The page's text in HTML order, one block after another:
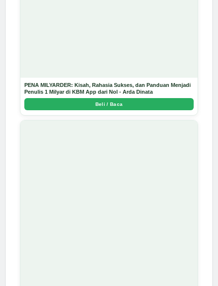
PENA MILYARDER: Kisah, Rahasia Sukses, dan Panduan Menjadi
Penulis 1 Milyar di KBM App dari Nol - Arda Dinata
Beli / Baca